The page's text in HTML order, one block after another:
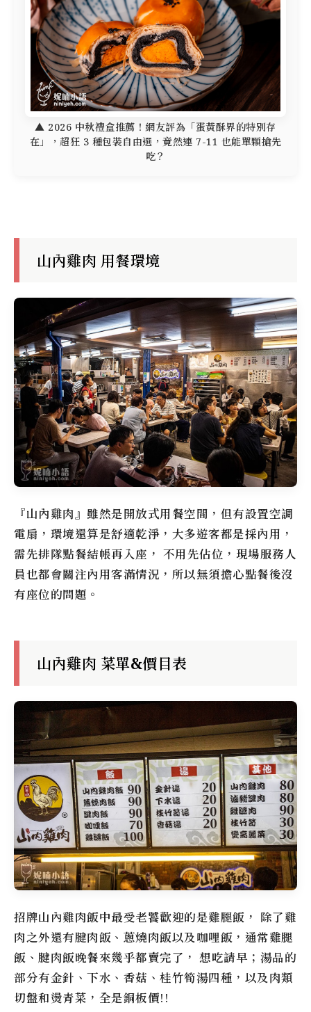
▲ 2026 中秋禮盒推薦！網友評為「蛋黃酥界的特別存
在」，超狂 3 種包裝自由選，竟然連 7-11 也能單顆搶先
吃？
山內雞肉 用餐環境
『山內雞肉』雖然是開放式用餐空間，但有設置空調
電扇，環境還算是舒適乾淨，大多遊客都是採內用，
需先排隊點餐結帳再入座， 不用先佔位，現場服務人
員也都會關注內用客滿情況，所以無須擔心點餐後沒
有座位的問題。
山內雞肉 菜單&價目表
招牌山內雞肉飯中最受老饕歡迎的是雞腿飯， 除了雞
肉之外還有腱肉飯、蔥燒肉飯以及咖哩飯，通常雞腿
飯、腱肉飯晚餐來幾乎都賣完了， 想吃請早；湯品的
部分有金針、下水、香菇、桂竹筍湯四種，以及肉類
切盤和燙青菜，全是銅板價!!